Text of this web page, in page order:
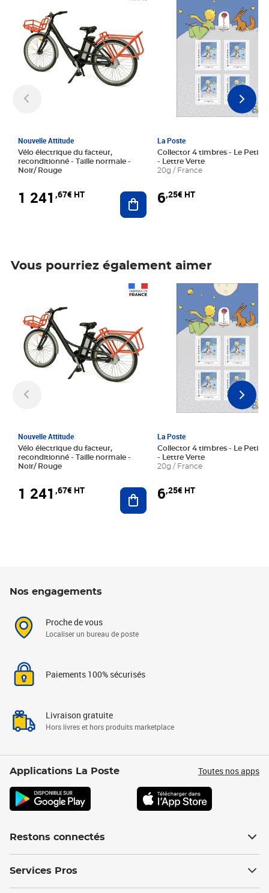
Nouvelle Attitude
Vélo électrique du facteur,
reconditionné - Taille normale -
Noir/ Rouge
1 241 ,67€ HT Ajouter au panier
La Poste
Collector 4 timbres - Le Petit
- Lettre Verte
20g / France
6,25€ HT
Vous pourriez également aimer
Nouvelle Attitude
Vélo électrique du facteur,
reconditionné - Taille normale -
Noir/ Rouge
1 241 ,67€ HT Ajouter au panier
La Poste
Collector 4 timbres - Le Petit
- Lettre Verte
20g / France
6,25€ HT
Prix 6,25€ HT
Nos engagements
Proche de vous
Localiser un bureau de poste
Paiements 100% sécurisés
Livraison gratuite
Hors livres et hors produits marketplace
Applications La Poste Toutes nos apps
Restons connectés
Services Pros